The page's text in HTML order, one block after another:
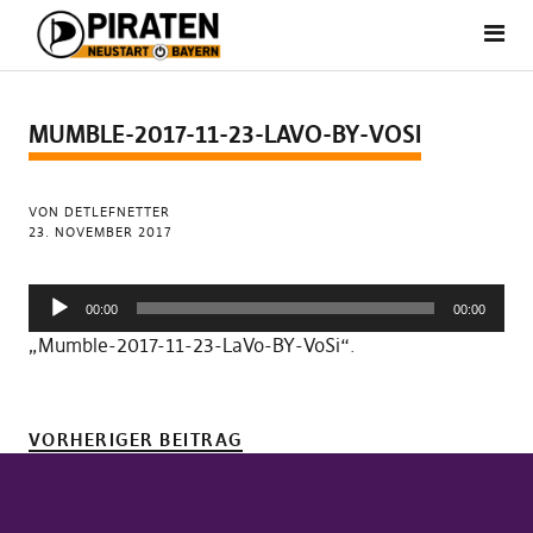
MUMBLE-2017-11-23-LAVO-BY-VOSI
VON DETLEFNETTER
23. NOVEMBER 2017
Audio-
Player
00:00 00:00
„Mumble-2017-11-23-LaVo-BY-VoSi“.
VORHERIGER BEITRAG